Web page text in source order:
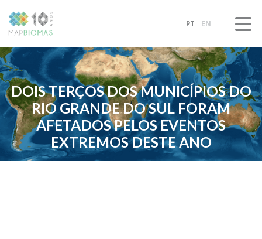
PT EN
DOIS TERÇOS DOS MUNICÍPIOS DO
RIO GRANDE DO SUL FORAM
AFETADOS PELOS EVENTOS
EXTREMOS DESTE ANO